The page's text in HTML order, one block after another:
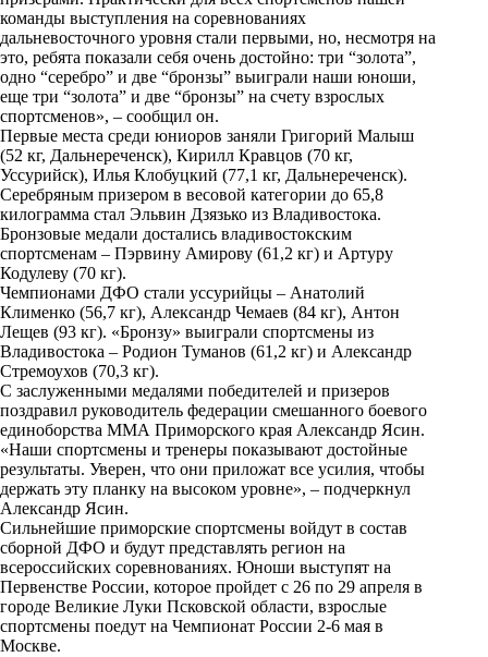
команды выступления на соревнованиях
дальневосточного уровня стали первыми, но, несмотря на
это, ребята показали себя очень достойно: три “золота”,
одно “серебро” и две “бронзы” выиграли наши юноши,
еще три “золота” и две “бронзы” на счету взрослых
спортсменов», – сообщил он.
Первые места среди юниоров заняли Григорий Малыш
(52 кг, Дальнереченск), Кирилл Кравцов (70 кг,
Уссурийск), Илья Клобуцкий (77,1 кг, Дальнереченск).
Серебряным призером в весовой категории до 65,8
килограмма стал Эльвин Дзязько из Владивостока.
Бронзовые медали достались владивостокским
спортсменам – Пэрвину Амирову (61,2 кг) и Артуру
Кодулеву (70 кг).
Чемпионами ДФО стали уссурийцы – Анатолий
Клименко (56,7 кг), Александр Чемаев (84 кг), Антон
Лещев (93 кг). «Бронзу» выиграли спортсмены из
Владивостока – Родион Туманов (61,2 кг) и Александр
Стремоухов (70,3 кг).
С заслуженными медалями победителей и призеров
поздравил руководитель федерации смешанного боевого
единоборства ММА Приморского края Александр Ясин.
«Наши спортсмены и тренеры показывают достойные
результаты. Уверен, что они приложат все усилия, чтобы
держать эту планку на высоком уровне», – подчеркнул
Александр Ясин.
Сильнейшие приморские спортсмены войдут в состав
сборной ДФО и будут представлять регион на
всероссийских соревнованиях. Юноши выступят на
Первенстве России, которое пройдет с 26 по 29 апреля в
городе Великие Луки Псковской области, взрослые
спортсмены поедут на Чемпионат России 2-6 мая в
Москве.